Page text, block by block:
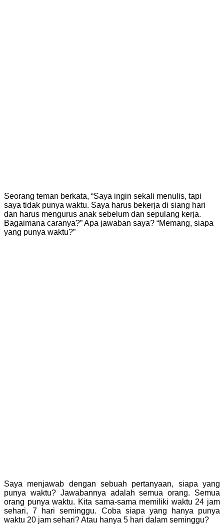
Seorang teman berkata, “Saya ingin sekali menulis, tapi
saya tidak punya waktu. Saya harus bekerja di siang hari
dan harus mengurus anak sebelum dan sepulang kerja.
Bagaimana caranya?” Apa jawaban saya? “Memang, siapa
yang punya waktu?”
Saya menjawab dengan sebuah pertanyaan, siapa yang
punya waktu? Jawabannya adalah semua orang. Semua
orang punya waktu. Kita sama-sama memiliki waktu 24 jam
sehari, 7 hari seminggu. Coba siapa yang hanya punya
waktu 20 jam sehari? Atau hanya 5 hari dalam seminggu?